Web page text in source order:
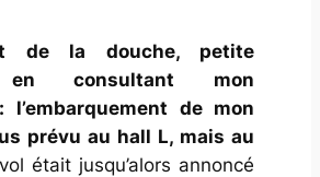
de la douche, petite
en consultant mon
l’embarquement de mon
prévu au hall L, mais au
était jusqu’alors annoncé